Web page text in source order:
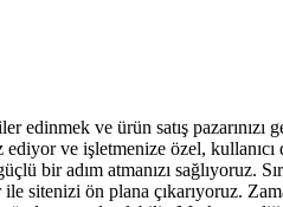
ve ürün satış pazarınızı
ediyor ve işletmenize özel,
bir adım atmanızı sağlıyoruz.
sitenizi ön plana çıkarıyoruz.